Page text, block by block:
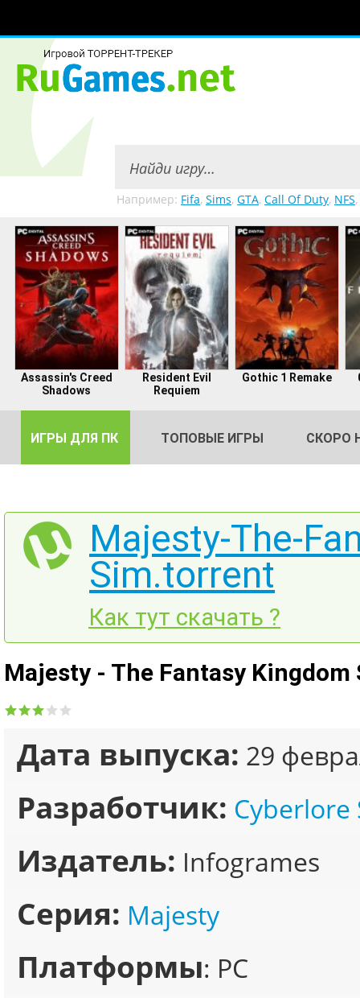
Например: Fifa, Sims, GTA, Call Of Duty, NFS,
Assassin's Creed
Shadows
Resident Evil
Requiem
Gothic 1 Remake
ИГРЫ ДЛЯ ПК ТОПОВЫЕ ИГРЫ СКОРО
Majesty-The-
Sim.torrent
Как тут скачать ?
Majesty - The Fantasy
Дата выпуска: 29
Разработчик: Cyberlore
Издатель: Infogrames
Серия: Majesty
Платформы: PC